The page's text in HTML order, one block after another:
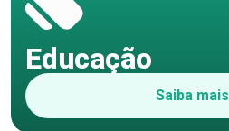
Educação
Saiba mais